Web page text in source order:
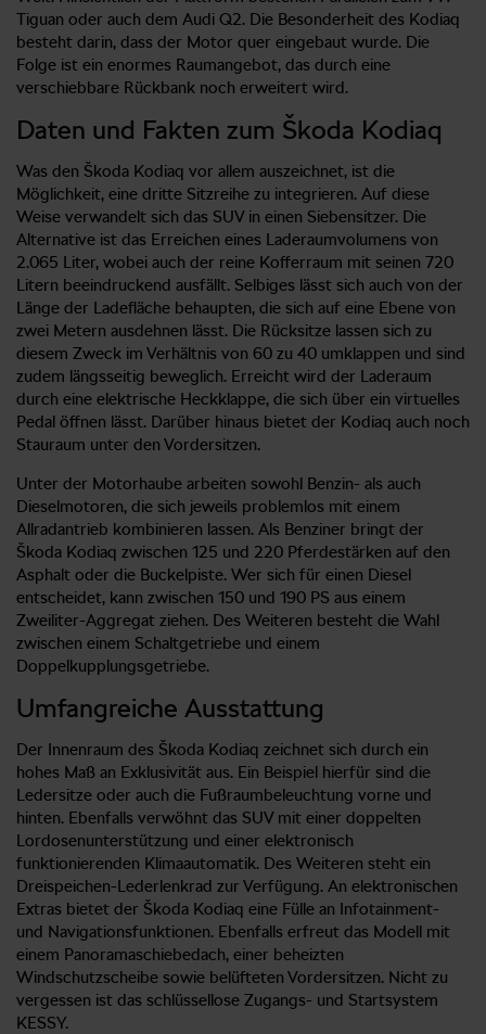
Tiguan oder auch dem Audi Q2. Die Besonderheit des Kodiaq
besteht darin, dass der Motor quer eingebaut wurde. Die
Folge ist ein enormes Raumangebot, das durch eine
verschiebbare Rückbank noch erweitert wird.
Daten und Fakten zum Škoda Kodiaq
Was den Škoda Kodiaq vor allem auszeichnet, ist die
Möglichkeit, eine dritte Sitzreihe zu integrieren. Auf diese
Weise verwandelt sich das SUV in einen Siebensitzer. Die
Alternative ist das Erreichen eines Laderaumvolumens von
2.065 Liter, wobei auch der reine Kofferraum mit seinen 720
Litern beeindruckend ausfällt. Selbiges lässt sich auch von der
Länge der Ladefläche behaupten, die sich auf eine Ebene von
zwei Metern ausdehnen lässt. Die Rücksitze lassen sich zu
diesem Zweck im Verhältnis von 60 zu 40 umklappen und sind
zudem längsseitig beweglich. Erreicht wird der Laderaum
durch eine elektrische Heckklappe, die sich über ein virtuelles
Pedal öffnen lässt. Darüber hinaus bietet der Kodiaq auch noch
Stauraum unter den Vordersitzen.
Unter der Motorhaube arbeiten sowohl Benzin- als auch
Dieselmotoren, die sich jeweils problemlos mit einem
Allradantrieb kombinieren lassen. Als Benziner bringt der
Škoda Kodiaq zwischen 125 und 220 Pferdestärken auf den
Asphalt oder die Buckelpiste. Wer sich für einen Diesel
entscheidet, kann zwischen 150 und 190 PS aus einem
Zweiliter-Aggregat ziehen. Des Weiteren besteht die Wahl
zwischen einem Schaltgetriebe und einem
Doppelkupplungsgetriebe.
Umfangreiche Ausstattung
Der Innenraum des Škoda Kodiaq zeichnet sich durch ein
hohes Maß an Exklusivität aus. Ein Beispiel hierfür sind die
Ledersitze oder auch die Fußraumbeleuchtung vorne und
hinten. Ebenfalls verwöhnt das SUV mit einer doppelten
Lordosenunterstützung und einer elektronisch
funktionierenden Klimaautomatik. Des Weiteren steht ein
Dreispeichen-Lederlenkrad zur Verfügung. An elektronischen
Extras bietet der Škoda Kodiaq eine Fülle an Infotainment-
und Navigationsfunktionen. Ebenfalls erfreut das Modell mit
einem Panoramaschiebedach, einer beheizten
Windschutzscheibe sowie belüfteten Vordersitzen. Nicht zu
vergessen ist das schlüssellose Zugangs- und Startsystem
KESSY.